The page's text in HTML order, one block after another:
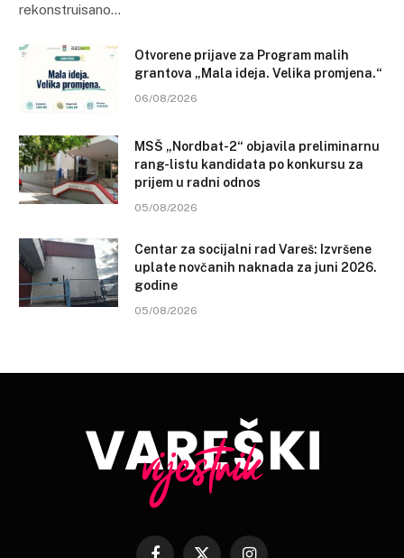
rekonstruisano…
Otvorene prijave za Program malih
grantova „Mala ideja. Velika promjena.“
06/08/2026
MSŠ „Nordbat-2“ objavila preliminarnu
rang-listu kandidata po konkursu za
prijem u radni odnos
05/08/2026
Centar za socijalni rad Vareš: Izvršene
uplate novčanih naknada za juni 2026.
godine
05/08/2026